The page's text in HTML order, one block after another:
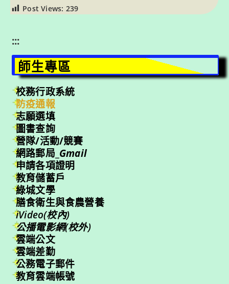
Post Views: 239
:::
師生專區
校務行政系統
防疫通報
志願選填
圖書查詢
營隊/活動/競賽
網路郵局_ Gmail
申請各項證明
教育儲蓄戶
綠城文學
膳食衛生與食農營養
iVideo(校內)
公播電影網(校外)
雲端公文
雲端差勤
公務電子郵件
教育雲端帳號